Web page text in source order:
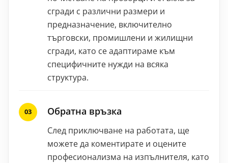
сгради с различни размери и
предназначение, включително
търговски, промишлени и жилищни
сгради, като се адаптираме към
специфичните нужди на всяка
структура.
Обратна връзка
След приключване на работата, ще
можете да коментирате и оцените
професионализма на изпълнителя, като